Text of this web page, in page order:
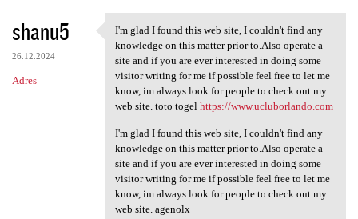
shanu5
26.12.2024
Adres
I'm glad I found this web
I'm glad I found this web site, I couldn't find any
knowledge on this matter prior to.Also operate a
site and if you are ever interested in doing some
visitor writing for me if possible feel free to let me
know, im always look for people to check out my
web site. toto togel https://www.ucluborlando.com
I'm glad I found this web site, I couldn't find any
knowledge on this matter prior to.Also operate a
site and if you are ever interested in doing some
visitor writing for me if possible feel free to let me
know, im always look for people to check out my
web site. agenolx